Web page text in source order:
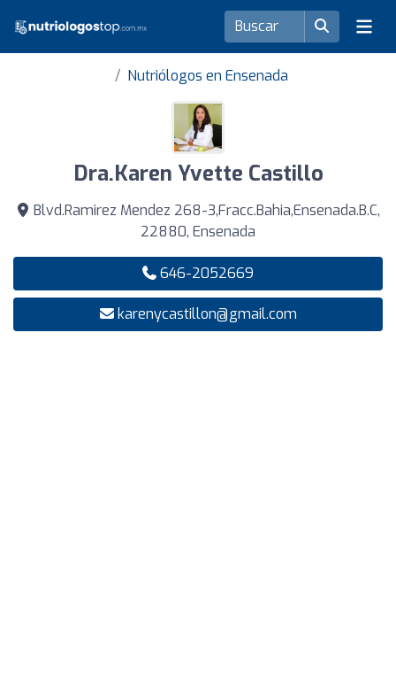
Nutriólogos en Ensenada
Dra.Karen Yvette Castillo
Blvd.Ramirez Mendez 268-3,Fracc.Bahia,Ensenada.B.C,
22880, Ensenada
646-2052669
karenycastillon@gmail.com